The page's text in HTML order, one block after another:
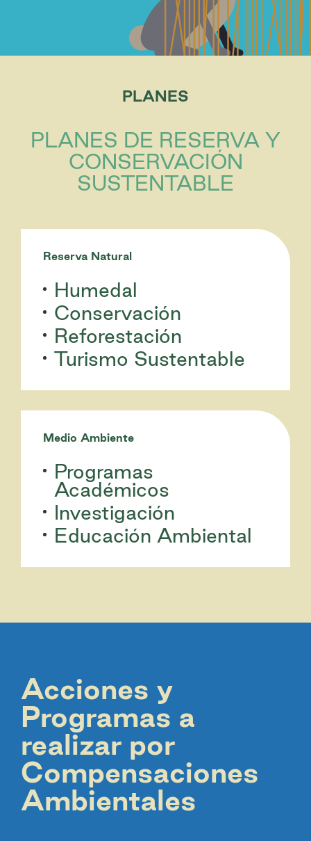
PLANES
PLANES DE RESERVA Y
CONSERVACIÓN
SUSTENTABLE
Reserva Natural
Humedal
Conservación
Reforestación
Turismo Sustentable
Medio Ambiente
Programas
Académicos
Investigación
Educación Ambiental
Acciones y
Programas a
realizar por
Compensaciones
Ambientales